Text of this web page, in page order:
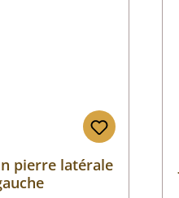
pierre latérale